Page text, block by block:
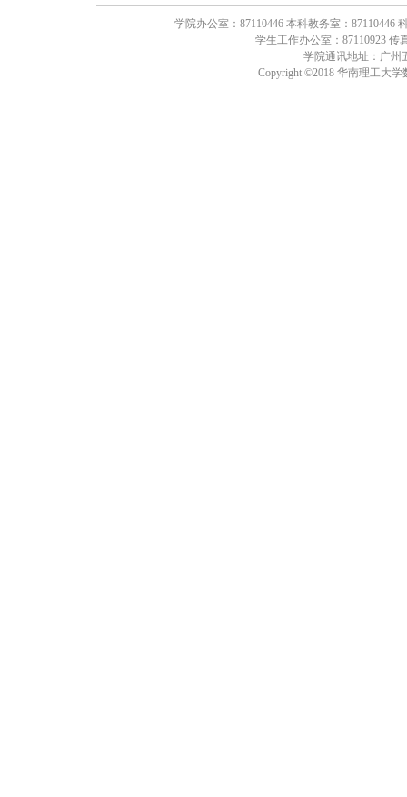
学院办公室：87110446 本科教务室：87110446
学生工作办公室：87110923 传
学院通讯地址：广州
Copyright ©2018 华南理工大学